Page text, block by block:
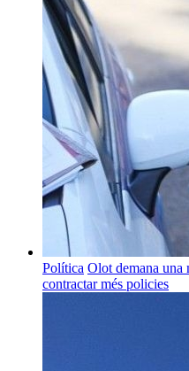
Política Olot demana
contractar més policies